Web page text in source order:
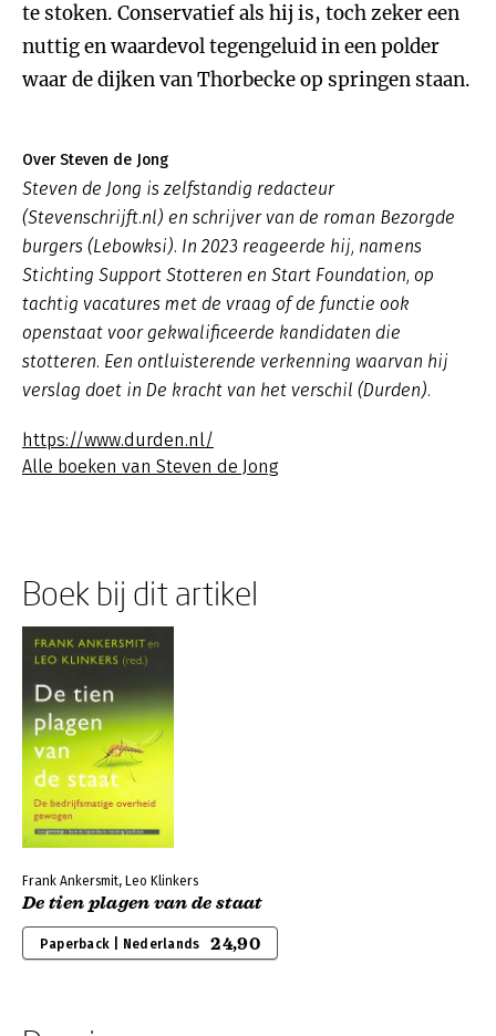
te stoken. Conservatief als hij is, toch zeker een
nuttig en waardevol tegengeluid in een polder
waar de dijken van Thorbecke op springen staan.
Over Steven de Jong
Steven de Jong is zelfstandig redacteur
(Stevenschrijft.nl) en schrijver van de roman Bezorgde
burgers (Lebowksi). In 2023 reageerde hij, namens
Stichting Support Stotteren en Start Foundation, op
tachtig vacatures met de vraag of de functie ook
openstaat voor gekwalificeerde kandidaten die
stotteren. Een ontluisterende verkenning waarvan hij
verslag doet in De kracht van het verschil (Durden).
https://www.durden.nl/
Alle boeken van Steven de Jong
Boek bij dit artikel
Frank Ankersmit, Leo Klinkers
De tien plagen van de staat
Paperback | Nederlands 24,90